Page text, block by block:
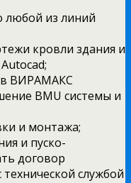
любой из линий
кровли здания и
ВИРАМАКС
BMU системы и
и монтажа;
и пуско-
договор
службой